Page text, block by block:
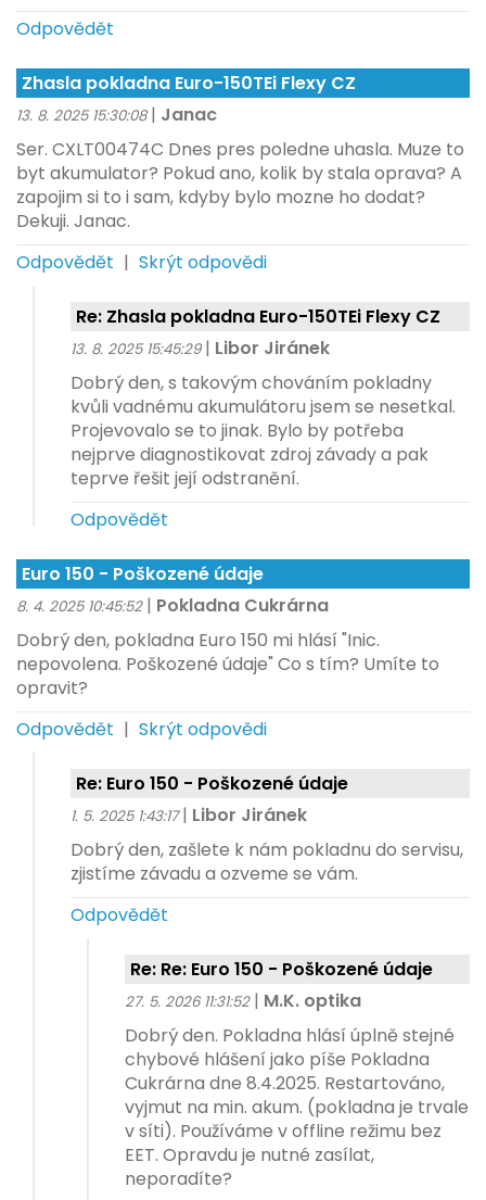
Odpovědět
Zhasla pokladna Euro-150TEi Flexy CZ
13. 8. 2025 15:30:08 | Janac
Ser. CXLT00474C Dnes pres poledne uhasla. Muze to
byt akumulator? Pokud ano, kolik by stala oprava? A
zapojim si to i sam, kdyby bylo mozne ho dodat?
Dekuji. Janac.
Odpovědět | Skrýt odpovědi
Re: Zhasla pokladna Euro-150TEi Flexy CZ
13. 8. 2025 15:45:29 | Libor Jiránek
Dobrý den, s takovým chováním pokladny
kvůli vadnému akumulátoru jsem se nesetkal.
Projevovalo se to jinak. Bylo by potřeba
nejprve diagnostikovat zdroj závady a pak
teprve řešit její odstranění.
Odpovědět
Euro 150 - Poškozené údaje
8. 4. 2025 10:45:52 | Pokladna Cukrárna
Dobrý den, pokladna Euro 150 mi hlásí "Inic.
nepovolena. Poškozené údaje" Co s tím? Umíte to
opravit?
Odpovědět | Skrýt odpovědi
Re: Euro 150 - Poškozené údaje
1. 5. 2025 1:43:17 | Libor Jiránek
Dobrý den, zašlete k nám pokladnu do servisu,
zjistíme závadu a ozveme se vám.
Odpovědět
Re: Re: Euro 150 - Poškozené údaje
27. 5. 2026 11:31:52 | M.K. optika
Dobrý den. Pokladna hlásí úplně stejné
chybové hlášení jako píše Pokladna
Cukrárna dne 8.4.2025. Restartováno,
vyjmut na min. akum. (pokladna je trvale
v síti). Používáme v offline režimu bez
EET. Opravdu je nutné zasílat,
neporadíte?